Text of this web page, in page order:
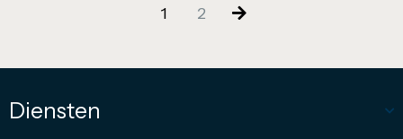
1 2
Diensten